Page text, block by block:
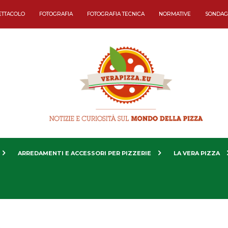
FOTOGRAFIA FOTOGRAFIA TECNICA NORMATIVE
ARREDAMENTI E ACCESSORI PER PIZZERIE LA VERA PIZZA